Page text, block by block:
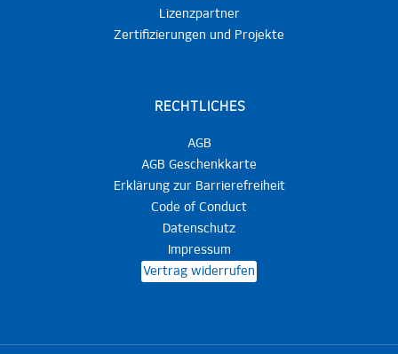
Lizenzpartner
Zertifizierungen und Projekte
RECHTLICHES
AGB
AGB Geschenkkarte
Erklärung zur Barrierefreiheit
Code of Conduct
Datenschutz
Impressum
Vertrag widerrufen